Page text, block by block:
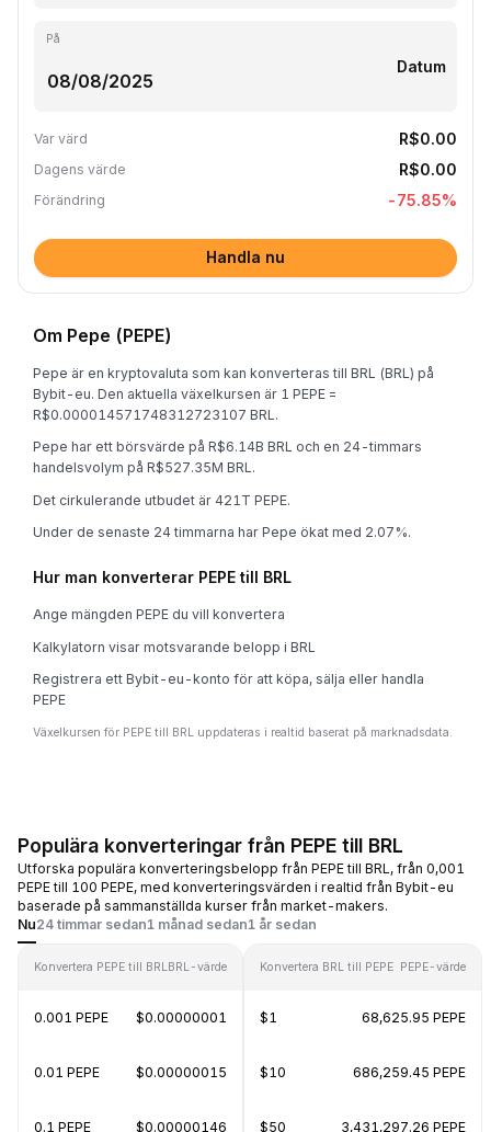
På
Datum
Var värd R$0.00
Dagens värde R$0.00
Förändring -75.85%
Handla nu
Om Pepe (PEPE)
Pepe är en kryptovaluta som kan konverteras till BRL (BRL) på
Bybit-eu. Den aktuella växelkursen är 1 PEPE =
R$0.000014571748312723107 BRL.
Pepe har ett börsvärde på R$6.14B BRL och en 24-timmars
handelsvolym på R$527.35M BRL.
Det cirkulerande utbudet är 421T PEPE.
Under de senaste 24 timmarna har Pepe ökat med 2.07%.
Hur man konverterar PEPE till BRL
Ange mängden PEPE du vill konvertera
Kalkylatorn visar motsvarande belopp i BRL
Registrera ett Bybit-eu-konto för att köpa, sälja eller handla
PEPE
Växelkursen för PEPE till BRL uppdateras i realtid baserat på marknadsdata.
Populära konverteringar från PEPE till BRL
Utforska populära konverteringsbelopp från PEPE till BRL, från 0,001
PEPE till 100 PEPE, med konverteringsvärden i realtid från Bybit-eu
baserade på sammanställda kurser från market-makers.
Nu24 timmar sedan1 månad sedan1 år sedan
Konvertera PEPE till BRLBRL-värde
0.001 PEPE $0.00000001
0.01 PEPE $0.00000015
0.1 PEPE $0.00000146
Konvertera BRL till PEPE PEPE-värde
$1 68,625.95 PEPE
$10 686,259.45 PEPE
$50 3,431,297.26 PEPE